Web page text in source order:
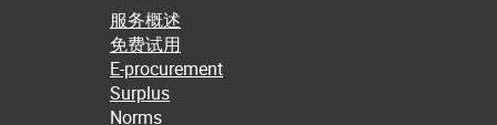
服务概述
免费试用
E-procurement
Surplus
Norms